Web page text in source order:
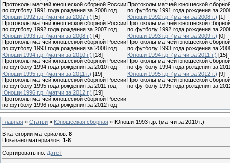
Протоколы матчей юношеской сборной России
по футболу 1991 года рождения за 2008 год
Протоколы матчей юношеской
по футболу 1991 года рождения за
Юноши 1992 г.р. (матчи за 2007 г.) [5]
Протоколы матчей юношеской сборной России
по футболу 1992 года рождения за 2007 год
Юноши 1992 г.р. (матчи за 2008 г.) [1]
Протоколы матчей юношеской
по футболу 1992 года рождения за
Юноши 1993 г.р. (матчи за 2008 г.) [4]
Протоколы матчей юношеской сборной России
по футболу 1993 года рождения за 2008 год
Юноши 1993 г.р. (матчи за 2009 г.) [0]
Протоколы матчей юношеской
по футболу 1993 года рождения за
Юноши 1994 г.р. (матчи за 2010 г.) [18]
Протоколы матчей юношеской сборной России
по футболу 1994 года рождения за 2010 год
Юноши 1994 г.р. (матчи за 2011 г.) [15]
Протоколы матчей юношеской
по футболу 1994 года рождения за
Юноши 1995 г.р. (матчи за 2011 г.) [19]
Протоколы матчей юношеской сборной России
по футболу 1995 года рождения за 2011 год
Юноши 1995 г.р. (матчи за 2012 г.) [9]
Протоколы матчей юношеской
по футболу 1995 года рождения за
Юноши 1996 г.р. (матчи за 2012 г.) [19]
Протоколы матчей юношеской сборной России
по футболу 1996 года рождения за 2012 год
Главная » Статьи » Юношеская cборная » Юноши 1993 г.р. (матчи за 2010 г.)
В категории материалов: 8
Показано материалов: 1-8
Сортировать по: Дате